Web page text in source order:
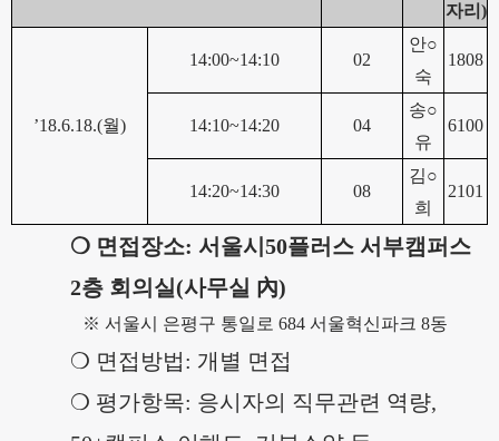
자리 )
’18.6.18.(월)
14:00~14:10 02
안○
숙
1808
14:10~14:20 04
송○
유
6100
14:20~14:30 08
김○
희
2101
❍ 면접장소: 서울시50플러스 서부캠퍼스
2층 회의실(사무실 內)
※ 서울시 은평구 통일로 684 서울혁신파크 8동
❍ 면접방법: 개별 면접
❍ 평가항목: 응시자의 직무관련 역량,